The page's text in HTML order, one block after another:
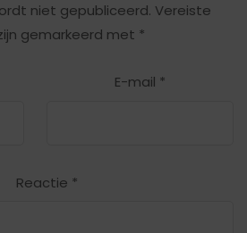
niet gepubliceerd. Vereiste
gemarkeerd met *
E-mail *
Reactie *